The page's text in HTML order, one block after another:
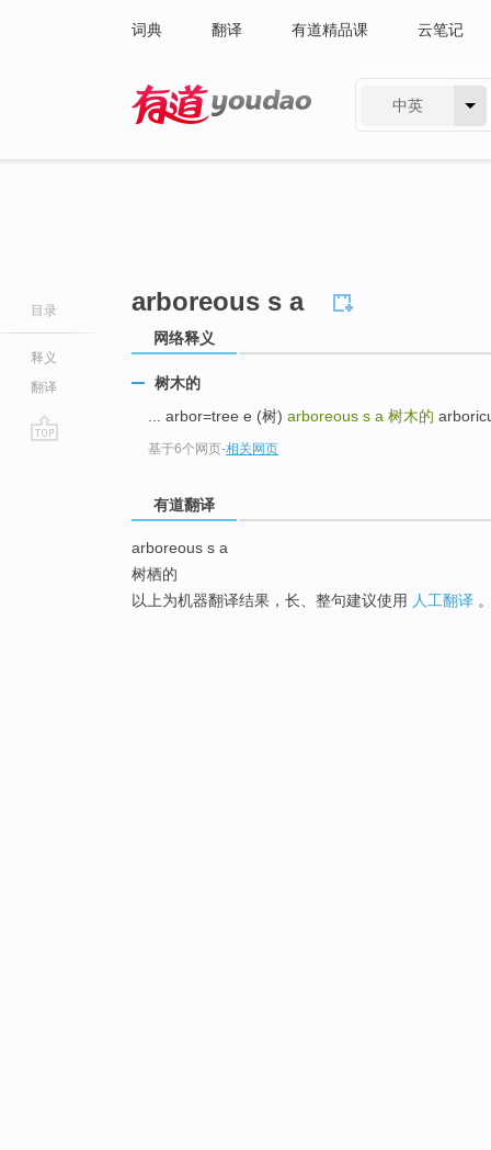
词典 翻译 有道精品课 云笔记
中英
目录
释义
翻译
arboreous s a
网络释义
树木的
... arbor=tree e (树) arboreous s a 树木的
基于6个网页-相关网页
有道翻译
arboreous s a
树栖的
以上为机器翻译结果，长、整句建议使用 人工翻译